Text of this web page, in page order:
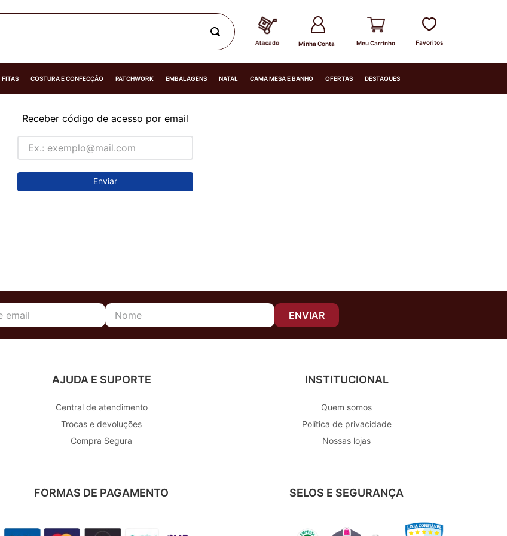
Minha Conta
FITAS COSTURA E CONFECÇÃO PATCHWORK EMBALAGENS NATAL CAMA MESA E BANHO OFERTAS DESTAQUES
Receber código de acesso por email
Enviar
ENVIAR
AJUDA E SUPORTE
Central de atendimento
Trocas e devoluções
Compra Segura
INSTITUCIONAL
Quem somos
Política de privacidade
Nossas lojas
FORMAS DE PAGAMENTO SELOS E SEGURANÇA